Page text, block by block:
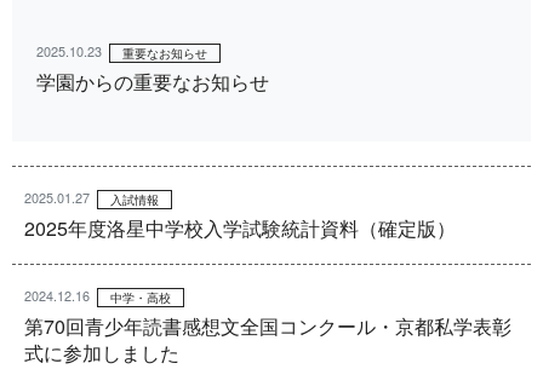
2025.10.23 重要なお知らせ
学園からの重要なお知らせ
2025.01.27 入試情報
2025年度洛星中学校入学試験統計資料（確定版）
2024.12.16 中学・高校
第70回青少年読書感想文全国コンクール・京都私学表彰
式に参加しました